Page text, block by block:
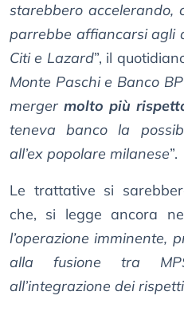
starebbero accelerando,
parrebbe affiancarsi agli
Citi e Lazard”, il
Monte Paschi e Banco
merger molto più
teneva banco la
all’ex popolare milanese”.
Le trattative si
che, si legge ancora
l’operazione imminente,
alla fusione tra
all’integrazione dei